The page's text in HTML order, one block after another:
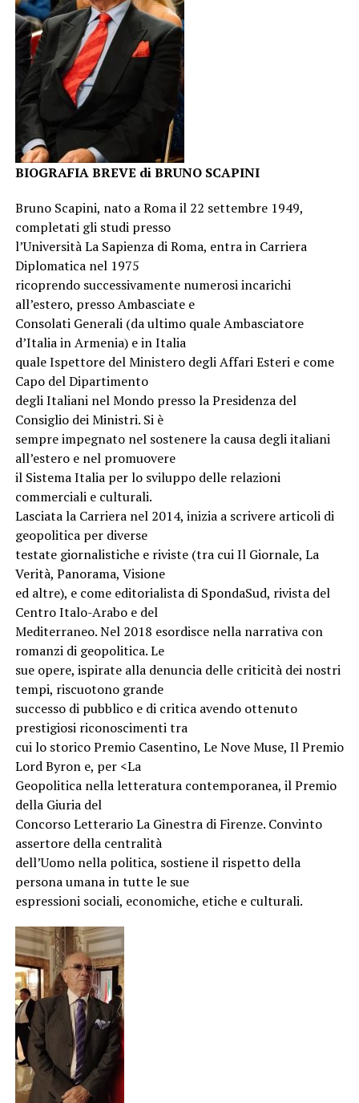
BIOGRAFIA BREVE di BRUNO SCAPINI
Bruno Scapini, nato a Roma il 22 settembre 1949,
completati gli studi presso
l’Università La Sapienza di Roma, entra in Carriera
Diplomatica nel 1975
ricoprendo successivamente numerosi incarichi
all’estero, presso Ambasciate e
Consolati Generali (da ultimo quale Ambasciatore
d’Italia in Armenia) e in Italia
quale Ispettore del Ministero degli Affari Esteri e come
Capo del Dipartimento
degli Italiani nel Mondo presso la Presidenza del
Consiglio dei Ministri. Si è
sempre impegnato nel sostenere la causa degli italiani
all’estero e nel promuovere
il Sistema Italia per lo sviluppo delle relazioni
commerciali e culturali.
Lasciata la Carriera nel 2014, inizia a scrivere articoli di
geopolitica per diverse
testate giornalistiche e riviste (tra cui Il Giornale, La
Verità, Panorama, Visione
ed altre), e come editorialista di SpondaSud, rivista del
Centro Italo-Arabo e del
Mediterraneo. Nel 2018 esordisce nella narrativa con
romanzi di geopolitica. Le
sue opere, ispirate alla denuncia delle criticità dei nostri
tempi, riscuotono grande
successo di pubblico e di critica avendo ottenuto
prestigiosi riconoscimenti tra
cui lo storico Premio Casentino, Le Nove Muse, Il Premio
Lord Byron e, per <La
Geopolitica nella letteratura contemporanea, il Premio
della Giuria del
Concorso Letterario La Ginestra di Firenze. Convinto
assertore della centralità
dell’Uomo nella politica, sostiene il rispetto della
persona umana in tutte le sue
espressioni sociali, economiche, etiche e culturali.